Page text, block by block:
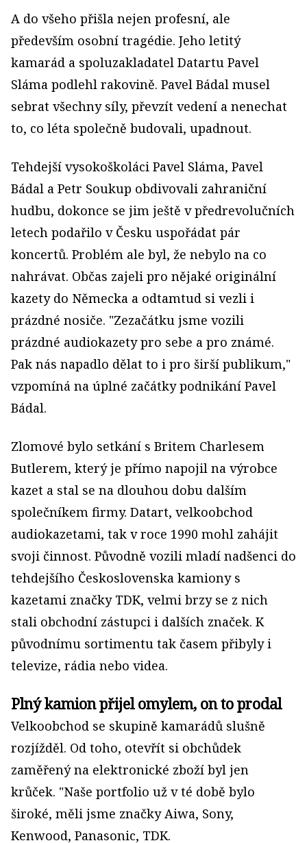
A do všeho přišla nejen profesní, ale
především osobní tragédie. Jeho letitý
kamarád a spoluzakladatel Datartu Pavel
Sláma podlehl rakovině. Pavel Bádal musel
sebrat všechny síly, převzít vedení a nenechat
to, co léta společně budovali, upadnout.
Tehdejší vysokoškoláci Pavel Sláma, Pavel
Bádal a Petr Soukup obdivovali zahraniční
hudbu, dokonce se jim ještě v předrevolučních
letech podařilo v Česku uspořádat pár
koncertů. Problém ale byl, že nebylo na co
nahrávat. Občas zajeli pro nějaké originální
kazety do Německa a odtamtud si vezli i
prázdné nosiče. "Zezačátku jsme vozili
prázdné audiokazety pro sebe a pro známé.
Pak nás napadlo dělat to i pro širší publikum,"
vzpomíná na úplné začátky podnikání Pavel
Bádal.
Zlomové bylo setkání s Britem Charlesem
Butlerem, který je přímo napojil na výrobce
kazet a stal se na dlouhou dobu dalším
společníkem firmy. Datart, velkoobchod
audiokazetami, tak v roce 1990 mohl zahájit
svoji činnost. Původně vozili mladí nadšenci do
tehdejšího Československa kamiony s
kazetami značky TDK, velmi brzy se z nich
stali obchodní zástupci i dalších značek. K
původnímu sortimentu tak časem přibyly i
televize, rádia nebo videa.
Plný kamion přijel omylem, on to prodal
Velkoobchod se skupině kamarádů slušně
rozjížděl. Od toho, otevřít si obchůdek
zaměřený na elektronické zboží byl jen
krůček. "Naše portfolio už v té době bylo
široké, měli jsme značky Aiwa, Sony,
Kenwood, Panasonic, TDK.